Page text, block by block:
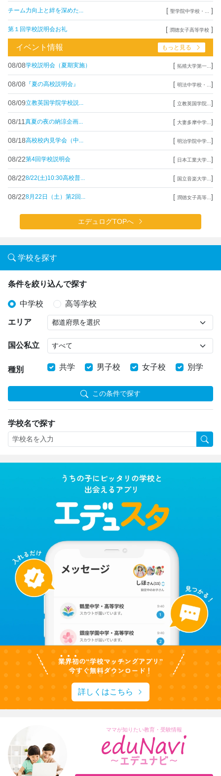
チーム力向上と絆を深めた... [ 聖学院中学校・... ]
第１回学校説明会お礼 [ 潤徳女子高等学校 ]
イベント情報 もっと見る
08/08学校説明会（夏期実施） [ 拓殖大学第一... ]
08/08 『夏の高校説明会』 [ 明法中学校・... ]
08/09立教英国学院学校説... [ 立教英国学院... ]
08/11 真夏の夜の納涼企画... [ 大妻多摩中学... ]
08/18高校校内見学会（中... [ 明治学院中学... ]
08/22第4回学校説明会 [ 日本工業大学... ]
08/228/22(土)10:30高校普... [ 国立音楽大学... ]
08/228月22日（土）第2回... [ 潤徳女子高等... ]
エデュログTOPへ
学校を探す
条件を絞り込んで探す
中学校 高等学校
エリア
国公私立
種別 共学 男子校 女子校 別学
この条件で探す
学校名で探す
詳しくはこちら
ママが知りたい教育・受験情報